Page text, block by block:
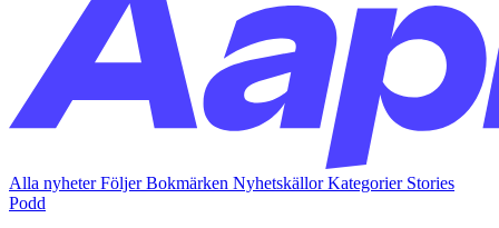
Alla nyheterFöljerBokmärken NyhetskällorKategorier Stories
Podd